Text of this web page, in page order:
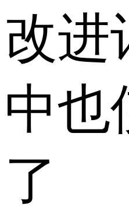
改进
中也
了